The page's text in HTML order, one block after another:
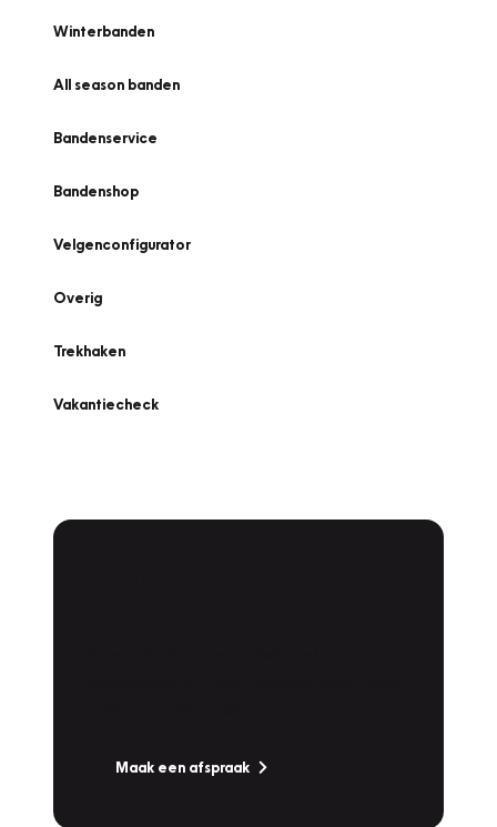
Winterbanden
All season banden
Bandenservice
Bandenshop
Velgenconfigurator
Overig
Trekhaken
Vakantiecheck
Maak een afspraak